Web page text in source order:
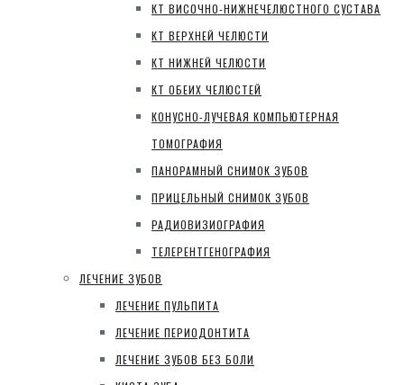
КТ ВИСОЧНО-НИЖНЕЧЕЛЮСТНОГО СУСТАВА
КТ ВЕРХНЕЙ ЧЕЛЮСТИ
КТ НИЖНЕЙ ЧЕЛЮСТИ
КТ ОБЕИХ ЧЕЛЮСТЕЙ
КОНУСНО-ЛУЧЕВАЯ КОМПЬЮТЕРНАЯ
ТОМОГРАФИЯ
ПАНОРАМНЫЙ СНИМОК ЗУБОВ
ПРИЦЕЛЬНЫЙ СНИМОК ЗУБОВ
РАДИОВИЗИОГРАФИЯ
ТЕЛЕРЕНТГЕНОГРАФИЯ
ЛЕЧЕНИЕ ЗУБОВ
ЛЕЧЕНИЕ ПУЛЬПИТА
ЛЕЧЕНИЕ ПЕРИОДОНТИТА
ЛЕЧЕНИЕ ЗУБОВ БЕЗ БОЛИ